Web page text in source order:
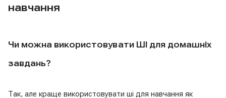
навчання
Чи можна використовувати ШІ для домашніх
завдань?
Так, але краще використовувати ші для навчання як